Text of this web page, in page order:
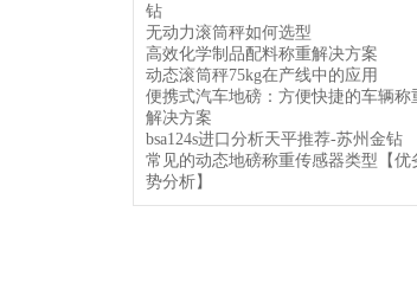
钻
无动力滚筒秤如何选型
高效化学制品配料称重解决方案
动态滚筒秤75kg在产线中的应用
便携式汽车地磅：方便快捷的车辆称
解决方案
bsa124s进口分析天平推荐-苏州金钻
常见的动态地磅称重传感器类型【优
势分析】